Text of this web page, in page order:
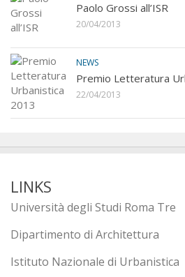
Paolo Grossi all’ISR
20/04/2013
NEWS
Premio Letteratura
22/04/2013
LINKS
Università degli Studi Roma Tre
Dipartimento di Architettura
Istituto Nazionale di Urbanistica